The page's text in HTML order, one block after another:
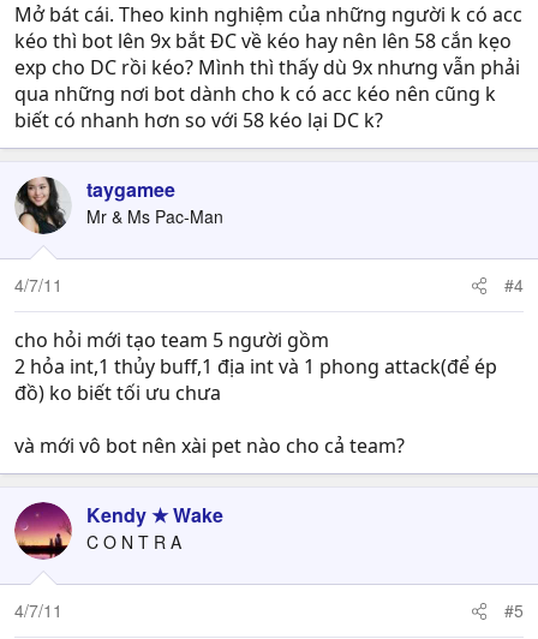
Mở bát cái. Theo kinh nghiệm của những người k có acc
kéo thì bot lên 9x bắt ĐC về kéo hay nên lên 58 cắn kẹo
exp cho DC rồi kéo? Mình thì thấy dù 9x nhưng vẫn phải
qua những nơi bot dành cho k có acc kéo nên cũng k
biết có nhanh hơn so với 58 kéo lại DC k?
taygamee
Mr & Ms Pac-Man
4/7/11 #4
cho hỏi mới tạo team 5 người gồm
2 hỏa int,1 thủy buff,1 địa int và 1 phong attack(để ép
đồ) ko biết tối ưu chưa
và mới vô bot nên xài pet nào cho cả team?
Kendy ★ Wake
C O N T R A
4/7/11 #5